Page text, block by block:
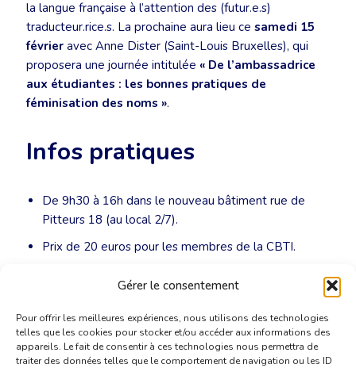
Gérer le consentement
Pour offrir les meilleures expériences, nous utilisons des technologies
telles que les cookies pour stocker et/ou accéder aux informations des
appareils. Le fait de consentir à ces technologies nous permettra de
traiter des données telles que le comportement de navigation ou les ID
la langue française à l’attention des (futur.e.s)
traducteur.rice.s. La prochaine aura lieu ce samedi 15
février avec Anne Dister (Saint-Louis Bruxelles), qui
proposera une journée intitulée « De l’ambassadrice
aux étudiantes : les bonnes pratiques de
féminisation des noms ».
Infos pratiques
De 9h30 à 16h dans le nouveau bâtiment rue de
Pitteurs 18 (au local 2/7).
Prix de 20 euros pour les membres de la CBTI.
cletawe@uliege.be